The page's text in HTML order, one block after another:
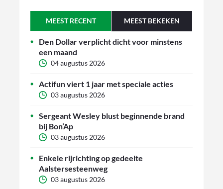
MEEST RECENT MEEST BEKEKEN
Den Dollar verplicht dicht voor minstens
een maand
04 augustus 2026
Actifun viert 1 jaar met speciale acties
03 augustus 2026
Sergeant Wesley blust beginnende brand
bij Bon’Ap
03 augustus 2026
Enkele rijrichting op gedeelte
Aalstersesteenweg
03 augustus 2026